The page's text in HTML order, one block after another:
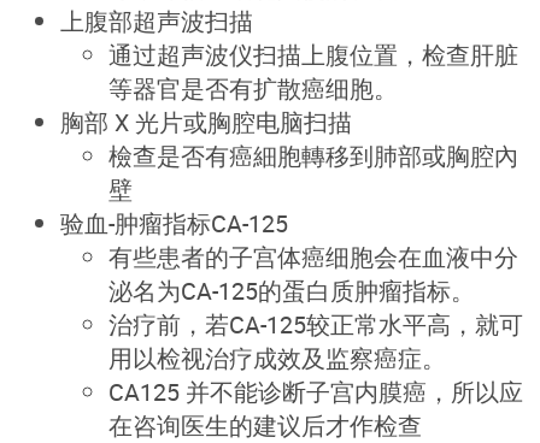
上腹部超声波扫描
通过超声波仪扫描上腹位置，检查肝脏
等器官是否有扩散癌细胞。
胸部 X 光片或胸腔电脑扫描
檢查是否有癌細胞轉移到肺部或胸腔內
壁
验血-肿瘤指标CA-125
有些患者的子宫体癌细胞会在血液中分
泌名为CA-125的蛋白质肿瘤指标。
治疗前，若CA-125较正常水平高，就可
用以检视治疗成效及监察癌症。
CA125 并不能诊断子宫内膜癌，所以应
在咨询医生的建议后才作检查